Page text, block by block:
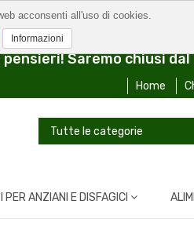
Saremo chiusi
Home
PER ANZIANI E DISFAGICI
acconsenti all'uso di cookies.
Informazioni